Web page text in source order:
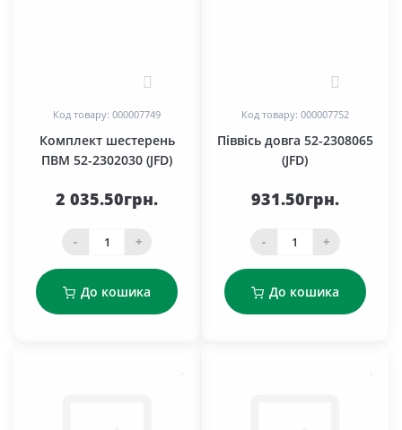
0
Код товару: 000007749
Комплект шестерень
ПВМ 52-2302030 (JFD)
2 035.50грн.
- +
До кошика
0
Код товару: 000007752
Піввісь довга 52-2308065
(JFD)
931.50грн.
- +
До кошика